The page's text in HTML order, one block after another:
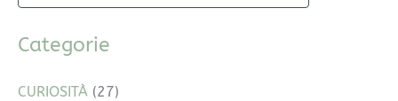
Categorie
CURIOSITÀ (27)